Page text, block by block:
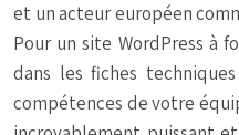
et un acteur européen
Pour un site WordPress à
dans les fiches
compétences de votre